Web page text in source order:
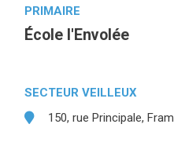
PRIMAIRE
École l'Envolée
SECTEUR VEILLEUX
150, rue Principale,